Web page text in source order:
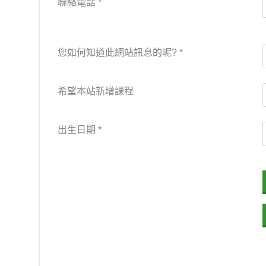
您如何知道此網站訊息的呢?*
希望本站新增課程
出生日期*